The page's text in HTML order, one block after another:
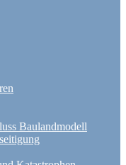
Baulandmodell